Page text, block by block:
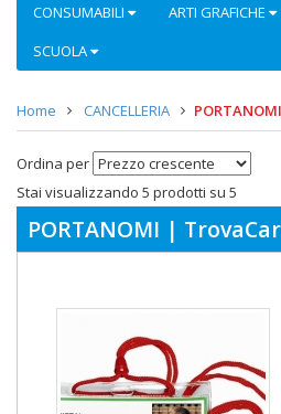
CONSUMABILI
ARTI GRAFICHE
SCUOLA
Home CANCELLERIA PORTANOMI
Ordina per
Stai visualizzando 5 prodotti su 5
PORTANOMI |